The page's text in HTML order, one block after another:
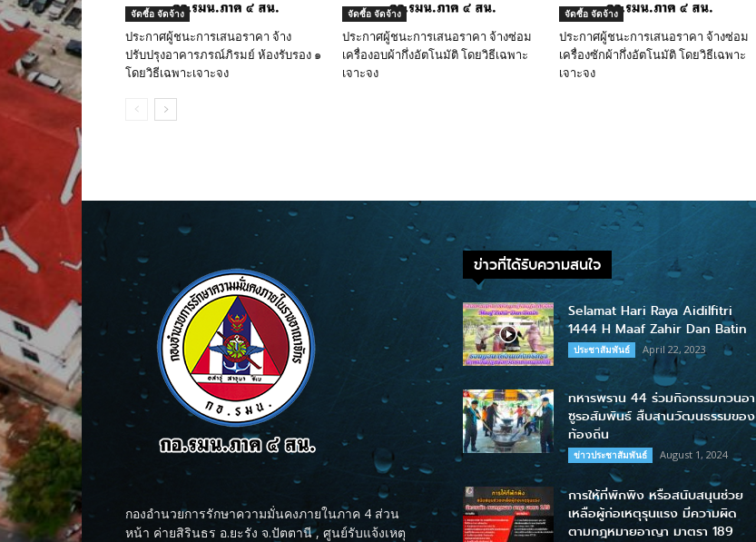
จัดซื้อ จัดจ้าง
ประกาศผู้ชนะการเสนอราคา จ้าง
ปรับปรุงอาคารภรณ์ภิรมย์ ห้องรับรอง ๑
โดยวิธีเฉพาะเจาะจง
จัดซื้อ จัดจ้าง
ประกาศผู้ชนะการเสนอราคา จ้างซ่อม
เครื่องอบผ้ากึ่งอัตโนมัติ โดยวิธีเฉพาะ
เจาะจง
จัดซื้อ จัดจ้าง
ประกาศผู้ชนะการเสนอราคา จ้างซ่อม
เครื่องซักผ้ากึ่งอัตโนมัติ โดยวิธีเฉพาะ
เจาะจง
กองอำนวยการรักษาความมั่นคงภายในภาค 4 ส่วน
หน้า ค่ายสิรินธร อ.ยะรัง จ.ปัตตานี , ศูนย์รับแจ้งเหตุ
ข่าวที่ได้รับความสนใจ
Selamat Hari Raya Aidilfitri
1444 H Maaf Zahir Dan Batin
ประชาสัมพันธ์ April 22, 2023
ทหารพราน 44 ร่วมกิจกรรมกวนอา
ซูรอสัมพันธ์ สืบสานวัฒนธรรมของ
ท้องถิ่น
ข่าวประชาสัมพันธ์ August 1, 2024
การให้ที่พักพิง หรือสนับสนุนช่วย
เหลือผู้ก่อเหตุรุนแรง มีความผิด
ตามกฎหมายอาญา มาตรา 189